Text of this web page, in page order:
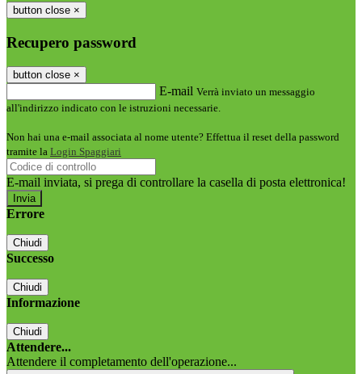
button close ×
Recupero password
button close ×
E-mail Verrà inviato un messaggio
all'indirizzo indicato con le istruzioni necessarie.
Non hai una e-mail associata al nome utente? Effettua il reset della password
tramite la Login Spaggiari
E-mail inviata, si prega di controllare la casella di posta elettronica!
Errore
Chiudi
Successo
Chiudi
Informazione
Chiudi
Attendere...
Attendere il completamento dell'operazione...